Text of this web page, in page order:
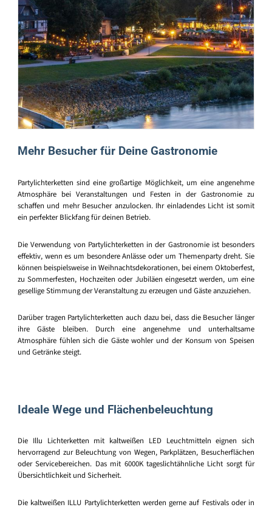
Mehr Besucher für Deine Gastronomie
Partylichterketten sind eine großartige Möglichkeit, um eine angenehme
Atmosphäre bei Veranstaltungen und Festen in der Gastronomie zu
schaffen und mehr Besucher anzulocken. Ihr einladendes Licht ist somit
ein perfekter Blickfang für deinen Betrieb.
Die Verwendung von Partylichterketten in der Gastronomie ist besonders
effektiv, wenn es um besondere Anlässe oder um Themenparty dreht. Sie
können beispielsweise in Weihnachtsdekorationen, bei einem Oktoberfest,
zu Sommerfesten, Hochzeiten oder Jubiläen eingesetzt werden, um eine
gesellige Stimmung der Veranstaltung zu erzeugen und Gäste anzuziehen.
Darüber tragen Partylichterketten auch dazu bei, dass die Besucher länger
ihre Gäste bleiben. Durch eine angenehme und unterhaltsame
Atmosphäre fühlen sich die Gäste wohler und der Konsum von Speisen
und Getränke steigt.
Ideale Wege und Flächenbeleuchtung
Die Illu Lichterketten mit kaltweißen LED Leuchtmitteln eignen sich
hervorragend zur Beleuchtung von Wegen, Parkplätzen, Besucherflächen
oder Servicebereichen. Das mit 6000K tageslichtähnliche Licht sorgt für
Übersichtlichkeit und Sicherheit.
Die kaltweißen ILLU Partylichterketten werden gerne auf Festivals oder in